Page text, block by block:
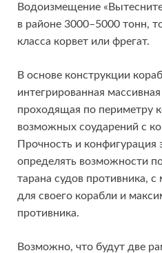
Водоизмещение
в районе 3000–5000 тонн,
класса корвет или фрегат.
В основе конструкции
интегрированная
проходящая по периметру
возможных соударений с
Прочность и конфигурация
определять возможности
тарана судов противника,
для своего корабли и
противника.
Возможно, что будут две